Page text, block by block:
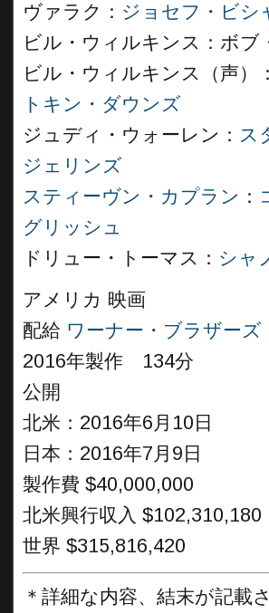
ヴァラク： ジョセフ・ビシ
ビル・ウィルキンス：ボブ
ビル・ウィルキンス（声）：
トキン・ダウンズ
ジュディ・ウォーレン： ス
ジェリンズ
スティーヴン・カプラン ：
グリッシュ
ドリュー・トーマス： シャ
アメリカ 映画
配給 ワーナー・ブラザーズ
2016年製作 134分
公開
北米：2016年6月10日
日本：2016年7月9日
製作費 $40,000,000
北米興行収入 $102,310,180
世界 $315,816,420
＊詳細な内容、結末が記載